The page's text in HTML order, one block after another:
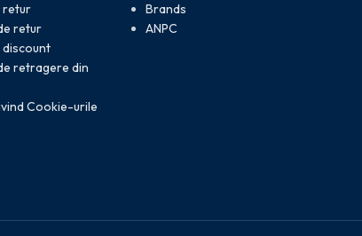
retur
retur
discount
retragere din
Cookie-urile
Brands
ANPC